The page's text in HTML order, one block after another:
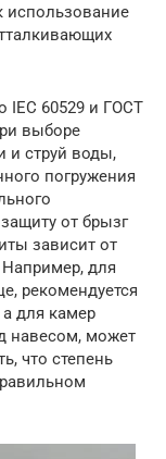
использование
IEC 60529 и ГОСТ
выборе
и струй воды,
погружения
от брызг
зависит от
для
рекомендуется
а для камер
навесом, может
что степень